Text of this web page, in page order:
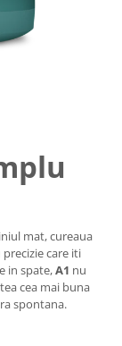
mat, cureaua
care iti
in spate,A1 nu
cea mai buna
spontana.